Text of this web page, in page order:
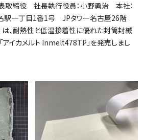
取締役 社長執行役員：小野勇治 本社：
駅一丁目1番1号 JPタワー名古屋26階
は、耐熱性と低温接着性に優れた封筒封緘
アイカメルト Inmelt478TP」を発売しまし